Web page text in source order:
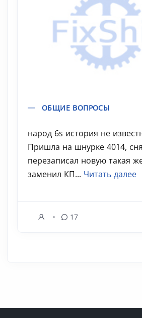
ОБЩИЕ ВОПРОСЫ
народ 6s история не
Пришла на шнурке 4014,
перезаписал новую такая
заменил КП... Читать далее
17